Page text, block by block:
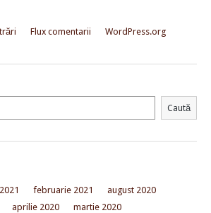
Flux comentarii WordPress.org
Caută
februarie 2021
august 2020
aprilie 2020
martie 2020